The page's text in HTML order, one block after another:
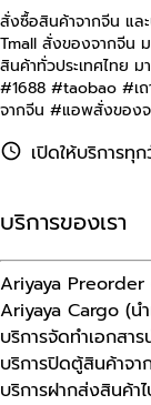
สั่งซื้อสินค้าจากจีน และ
Tmall สั่งของจากจีน
สินค้าทั่วประเทศไทย ม
#1688 #taobao #เถ
จากจีน #แอพสั่งของ
เปิดให้บริการ
บริการของเรา
Ariyaya Preorder
Ariyaya Cargo (นำ
บริการจัดทำเอกสา
บริการปิดตู้สินค้าจา
บริการฝากส่งสินค้า